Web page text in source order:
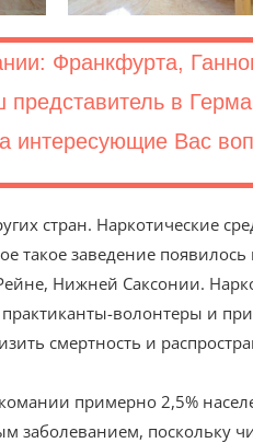
Франкфурта,
в
интересующие Вас
стран. Наркотические
такое заведение
Нижней Саксонии.
волонтеры и
смертность и
примерно 2,5%
заболеванием, поскольку